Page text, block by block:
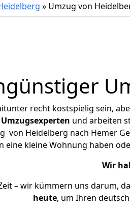
» Umzug von
recht kostspielig sein,
und arbeiten
von Heidelberg nach Hemer
eine kleine Wohnung haben
Wir
– wir kümmern uns darum,
heute, um Ihren